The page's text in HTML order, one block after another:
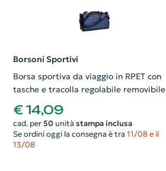
Borsoni Sportivi
Borsa sportiva da viaggio in RPET con
tasche e tracolla regolabile removibile
50x23x28cm
€ 14,09
cad. per 50unità stampa inclusa
Se ordini oggi la consegna è tra 11/08 e il
13/08